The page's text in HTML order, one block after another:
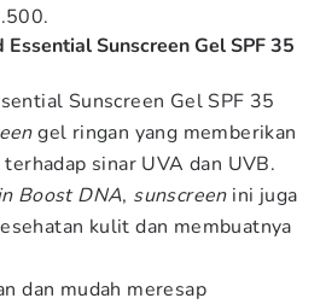
Sunscreen Gel SPF 35
Sunscreen Gel SPF 35
gel ringan yang memberikan
sinar UVA dan UVB.
Boost DNA, sunscreenini juga
kulit dan membuatnya
dan mudah meresap